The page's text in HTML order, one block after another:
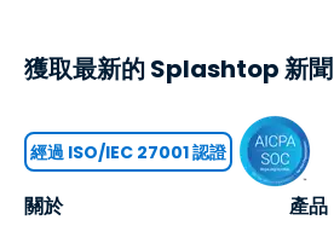
關於 產品
獲取最新的 Splashtop 新聞
經過 ISO/IEC 27001 認證